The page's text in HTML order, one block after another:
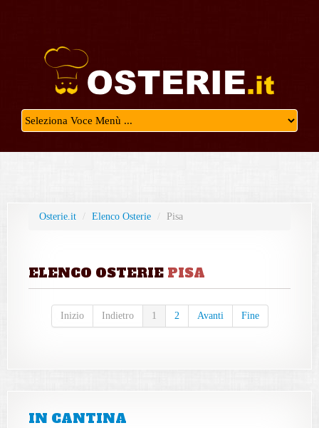
Osterie.it / Elenco Osterie / Pisa
ELENCO OSTERIE PISA
Inizio Indietro 1 2 Avanti Fine
IN CANTINA